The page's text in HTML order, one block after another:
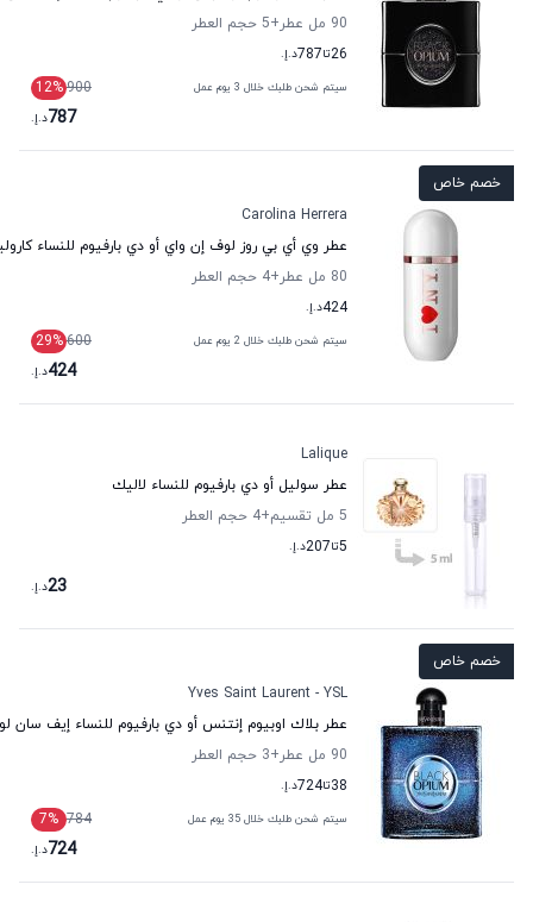
90 مل عطر
+5
حجم العطر
26تا787د.إ.
سيتم شحن طلبك خلال 3 يوم عمل 900
12%
787د.إ.
خصم خاص
Carolina Herrera
عطر وي أي بي روز لوف إن واي أو دي بارفيوم للنساء
80 مل عطر
+4
حجم العطر
424د.إ.
سيتم شحن طلبك خلال 2 يوم عمل 600
29%
424د.إ.
Lalique
عطر سوليل أو دي بارفيوم للنساء لاليك
5 مل تقسيم
+4
حجم العطر
5تا207د.إ.
23د.إ.
خصم خاص
Yves Saint Laurent - YSL
عطر بلاك اوبيوم إنتنس أو دي بارفيوم للنساء إيف سان
90 مل عطر
+3
حجم العطر
38تا724د.إ.
سيتم شحن طلبك خلال 35 يوم عمل 784
7%
724د.إ.